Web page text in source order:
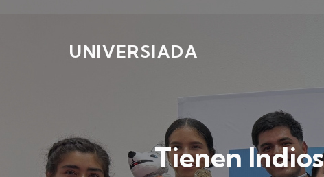
UNIVERSIADA
Tienen